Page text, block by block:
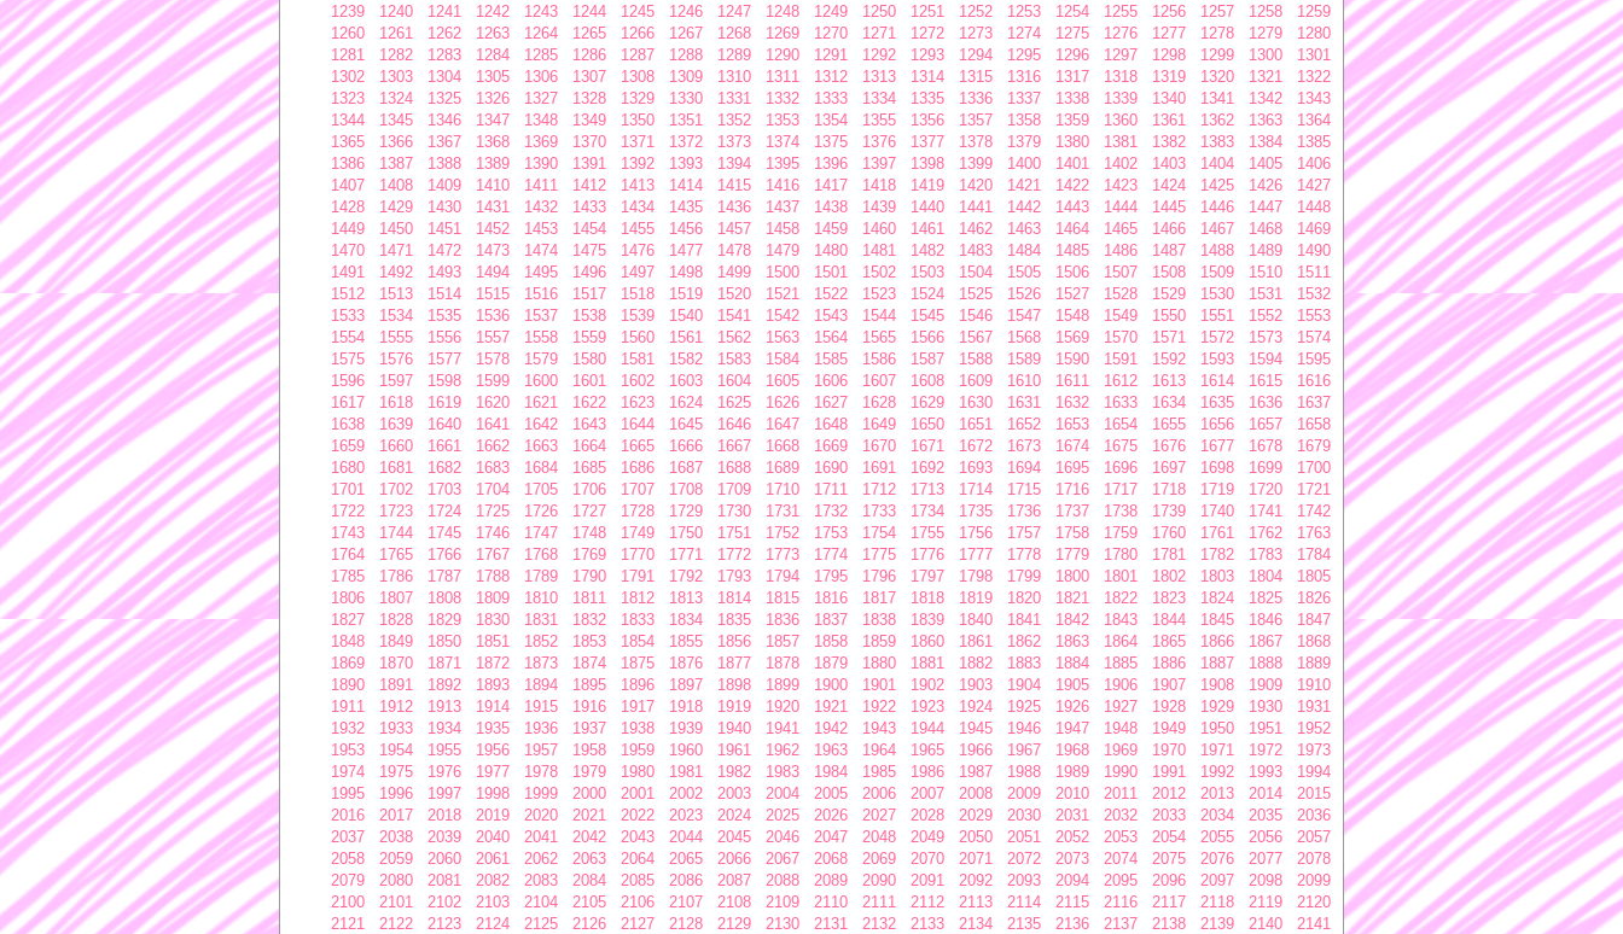
1239
1240 1241 1242 1243 1244 1245 1246 1247 1248 1249 1250 1251 1252 1253 1254 1255 1256 1257 1258
1259
1260
1261 1262 1263 1264 1265 1266 1267 1268 1269 1270 1271 1272 1273 1274 1275 1276 1277 1278 1279
1280
1281
1282 1283 1284 1285 1286 1287 1288 1289 1290 1291 1292 1293 1294 1295 1296 1297 1298 1299 1300
1301
1302
1303 1304 1305 1306 1307 1308 1309 1310 1311 1312 1313 1314 1315 1316 1317 1318 1319 1320 1321
1322
1323
1324 1325 1326 1327 1328 1329 1330 1331 1332 1333 1334 1335 1336 1337 1338 1339 1340 1341 1342
1343
1344
1345 1346 1347 1348 1349 1350 1351 1352 1353 1354 1355 1356 1357 1358 1359 1360 1361 1362 1363
1364
1365
1366 1367 1368 1369 1370 1371 1372 1373 1374 1375 1376 1377 1378 1379 1380 1381 1382 1383 1384
1385
1386
1387 1388 1389 1390 1391 1392 1393 1394 1395 1396 1397 1398 1399 1400 1401 1402 1403 1404 1405
1406
1407
1408 1409 1410 1411 1412 1413 1414 1415 1416 1417 1418 1419 1420 1421 1422 1423 1424 1425 1426
1427
1428
1429 1430 1431 1432 1433 1434 1435 1436 1437 1438 1439 1440 1441 1442 1443 1444 1445 1446 1447
1448
1449
1450 1451 1452 1453 1454 1455 1456 1457 1458 1459 1460 1461 1462 1463 1464 1465 1466 1467 1468
1469
1470
1471 1472 1473 1474 1475 1476 1477 1478 1479 1480 1481 1482 1483 1484 1485 1486 1487 1488 1489
1490
1491
1492 1493 1494 1495 1496 1497 1498 1499 1500 1501 1502 1503 1504 1505 1506 1507 1508 1509 1510
1511
1512
1513 1514 1515 1516 1517 1518 1519 1520 1521 1522 1523 1524 1525 1526 1527 1528 1529 1530 1531
1532
1533
1534 1535 1536 1537 1538 1539 1540 1541 1542 1543 1544 1545 1546 1547 1548 1549 1550 1551 1552
1553
1554
1555 1556 1557 1558 1559 1560 1561 1562 1563 1564 1565 1566 1567 1568 1569 1570 1571 1572 1573
1574
1575
1576 1577 1578 1579 1580 1581 1582 1583 1584 1585 1586 1587 1588 1589 1590 1591 1592 1593 1594
1595
1596
1597 1598 1599 1600 1601 1602 1603 1604 1605 1606 1607 1608 1609 1610 1611 1612 1613 1614 1615
1616
1617
1618 1619 1620 1621 1622 1623 1624 1625 1626 1627 1628 1629 1630 1631 1632 1633 1634 1635 1636
1637
1638
1639 1640 1641 1642 1643 1644 1645 1646 1647 1648 1649 1650 1651 1652 1653 1654 1655 1656 1657
1658
1659
1660 1661 1662 1663 1664 1665 1666 1667 1668 1669 1670 1671 1672 1673 1674 1675 1676 1677 1678
1679
1680
1681 1682 1683 1684 1685 1686 1687 1688 1689 1690 1691 1692 1693 1694 1695 1696 1697 1698 1699
1700
1701
1702 1703 1704 1705 1706 1707 1708 1709 1710 1711 1712 1713 1714 1715 1716 1717 1718 1719 1720
1721
1722
1723 1724 1725 1726 1727 1728 1729 1730 1731 1732 1733 1734 1735 1736 1737 1738 1739 1740 1741
1742
1743
1744 1745 1746 1747 1748 1749 1750 1751 1752 1753 1754 1755 1756 1757 1758 1759 1760 1761 1762
1763
1764
1765 1766 1767 1768 1769 1770 1771 1772 1773 1774 1775 1776 1777 1778 1779 1780 1781 1782 1783
1784
1785
1786 1787 1788 1789 1790 1791 1792 1793 1794 1795 1796 1797 1798 1799 1800 1801 1802 1803 1804
1805
1806
1807 1808 1809 1810 1811 1812 1813 1814 1815 1816 1817 1818 1819 1820 1821 1822 1823 1824 1825
1826
1827
1828 1829 1830 1831 1832 1833 1834 1835 1836 1837 1838 1839 1840 1841 1842 1843 1844 1845 1846
1847
1848
1849 1850 1851 1852 1853 1854 1855 1856 1857 1858 1859 1860 1861 1862 1863 1864 1865 1866 1867
1868
1869
1870 1871 1872 1873 1874 1875 1876 1877 1878 1879 1880 1881 1882 1883 1884 1885 1886 1887 1888
1889
1890
1891 1892 1893 1894 1895 1896 1897 1898 1899 1900 1901 1902 1903 1904 1905 1906 1907 1908 1909
1910
1911
1912 1913 1914 1915 1916 1917 1918 1919 1920 1921 1922 1923 1924 1925 1926 1927 1928 1929 1930
1931
1932
1933 1934 1935 1936 1937 1938 1939 1940 1941 1942 1943 1944 1945 1946 1947 1948 1949 1950 1951
1952
1953
1954 1955 1956 1957 1958 1959 1960 1961 1962 1963 1964 1965 1966 1967 1968 1969 1970 1971 1972
1973
1974
1975 1976 1977 1978 1979 1980 1981 1982 1983 1984 1985 1986 1987 1988 1989 1990 1991 1992 1993
1994
1995
1996 1997 1998 1999 2000 2001 2002 2003 2004 2005 2006 2007 2008 2009 2010 2011 2012 2013 2014
2015
2016
2017 2018 2019 2020 2021 2022 2023 2024 2025 2026 2027 2028 2029 2030 2031 2032 2033 2034 2035
2036
2037
2038 2039 2040 2041 2042 2043 2044 2045 2046 2047 2048 2049 2050 2051 2052 2053 2054 2055 2056
2057
2058
2059 2060 2061 2062 2063 2064 2065 2066 2067 2068 2069 2070 2071 2072 2073 2074 2075 2076 2077
2078
2079
2080 2081 2082 2083 2084 2085 2086 2087 2088 2089 2090 2091 2092 2093 2094 2095 2096 2097 2098
2099
2100
2101 2102 2103 2104 2105 2106 2107 2108 2109 2110 2111 2112 2113 2114 2115 2116 2117 2118 2119
2120
2121
2122 2123 2124 2125 2126 2127 2128 2129 2130 2131 2132 2133 2134 2135 2136 2137 2138 2139 2140
2141